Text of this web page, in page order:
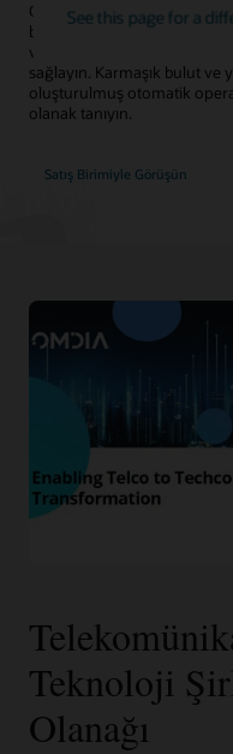
See this page for a
Oracle Unified Orchestration
bulut ölçeğinde otomatik
ve servis çevikliğini artırmak
sağlayın. Karmaşık bulut ve
oluşturulmuş otomatik
olanak tanıyın.
Satış Birimiyle Görüşün
Teknoloji
Olanağı